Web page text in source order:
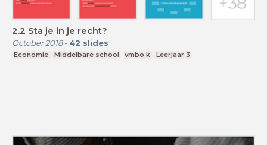
2.2 Sta je in je recht?
October 2018- 42 slides
Economie Middelbare school vmbo k Leerjaar 3